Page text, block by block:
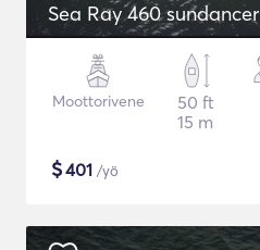
Sea Ray 460 sundancer
Moottorivene
50 ft
15 m
$401 /yö